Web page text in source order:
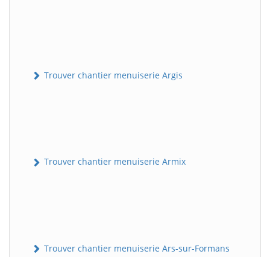
Trouver chantier menuiserie Argis
Trouver chantier menuiserie Armix
Trouver chantier menuiserie Ars-sur-Formans